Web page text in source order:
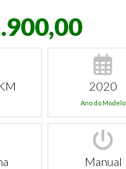
2020
Ano do Modelo
Manual